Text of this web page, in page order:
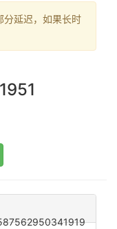
分延迟，如果长时